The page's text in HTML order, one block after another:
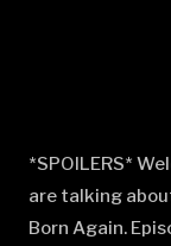
*SPOILERS*
are talking
Born Again.